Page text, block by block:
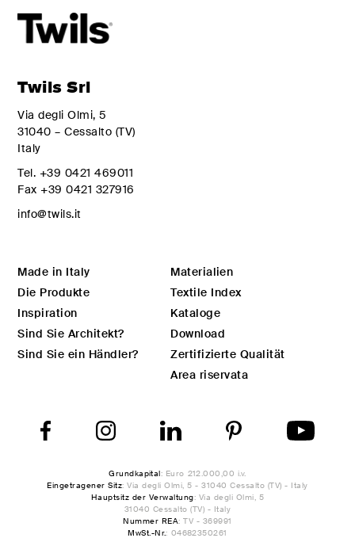
Twils Srl
Via degli Olmi, 5
31040 – Cessalto (TV)
Italy
Tel. +39 0421 469011
Fax +39 0421 327916
info@twils.it
Grundkapital: Euro 212.000,00 i.v.
Eingetragener Sitz: Via degli Olmi, 5 - 31040 Cessalto (TV) - Italy
Hauptsitz der Verwaltung: Via degli Olmi, 5
31040 Cessalto (TV) - Italy
Nummer REA: TV - 369991
MwSt.-Nr.: 04682350261
Made in Italy
Die Produkte
Inspiration
Sind Sie Architekt?
Sind Sie ein Händler?
Materialien
Textile Index
Kataloge
Download
Zertifizierte Qualität
Area riservata